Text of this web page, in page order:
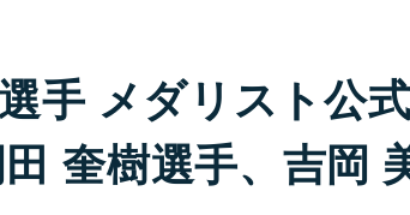
手 メダリスト公
奎樹選手、吉岡